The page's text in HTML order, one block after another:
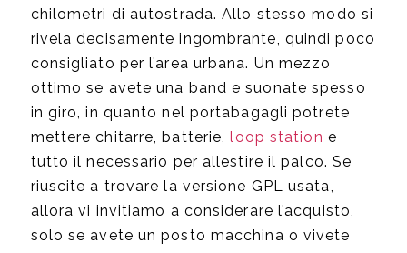
chilometri di autostrada. Allo stesso modo si
rivela decisamente ingombrante, quindi poco
consigliato per l’area urbana. Un mezzo
ottimo se avete una band e suonate spesso
in giro, in quanto nel portabagagli potrete
mettere chitarre, batterie,loop station e
tutto il necessario per allestire il palco. Se
riuscite a trovare la versione GPL usata,
allora vi invitiamo a considerare l’acquisto,
solo se avete un posto macchina o vivete